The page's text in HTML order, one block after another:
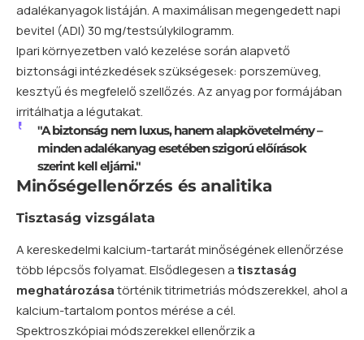
adalékanyagok listáján. A maximálisan megengedett napi
bevitel (ADI) 30 mg/testsúlykilogramm.
Ipari környezetben való kezelése során alapvető
biztonsági intézkedések szükségesek: porszemüveg,
kesztyű és megfelelő szellőzés. Az anyag por formájában
irritálhatja a légutakat.
"A biztonság nem luxus, hanem alapkövetelmény –
minden adalékanyag esetében szigorú előírások
szerint kell eljárni."
Minőségellenőrzés és analitika
Tisztaság vizsgálata
A kereskedelmi kalcium-tartarát minőségének ellenőrzése
több lépcsős folyamat. Elsődlegesen atisztaság
meghatározásatörténik titrimetriás módszerekkel, ahol a
kalcium-tartalom pontos mérése a cél.
Spektroszkópiai módszerekkel ellenőrzik a